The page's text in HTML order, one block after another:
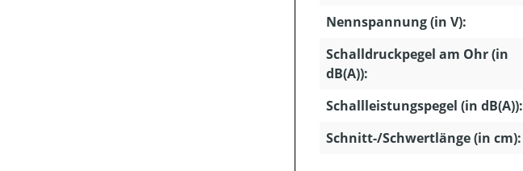
Nennspannung (in V):
Schalldruckpegel am Ohr (in
dB(A)):
Schallleistungspegel (in dB(A)):
Schnitt-/Schwertlänge (in cm):